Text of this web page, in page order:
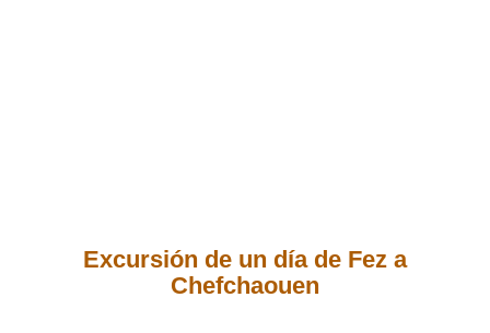
Excursión de un día de Fez a
Chefchaouen